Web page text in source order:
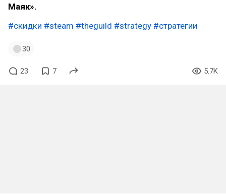
Маяк».
#скидки #steam #theguild #strategy #стратегии
30
23 7 5.7K